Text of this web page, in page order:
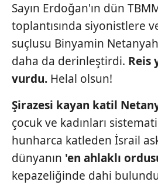
Sayın Erdoğan'ın dün
toplantısında siyonistlere
suçlusu Binyamin
daha da derinleştirdi. Reis
vurdu. Helal olsun!
Şirazesi kayan katil
çocuk ve kadınları
hunharca katleden İsrail
dünyanın 'en ahlaklı
kepazeliğinde dahi